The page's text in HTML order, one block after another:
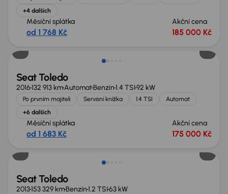
+4 dalších
Měsíční splátka
od 1 768 Kč
Akční cena
185 000 Kč
Seat Toledo
2016132 913 kmAutomatBenzín1.4 TSI92 kW
Po prvním majiteli Servisní knížka 1.4 TSI
Automat
+6 dalších
Měsíční splátka
od 1 683 Kč
Akční cena
175 000 Kč
Seat Toledo
2013153 329 kmBenzín1.2 TSI63 kW